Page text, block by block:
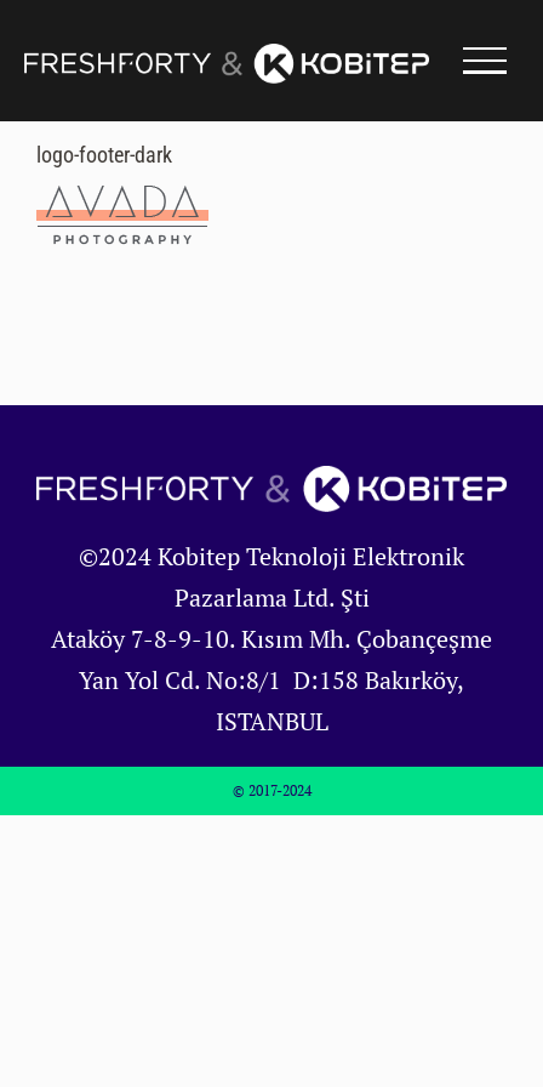
logo-footer-dark
©2024 Kobitep Teknoloji Elektronik
Pazarlama Ltd. Şti
Ataköy 7-8-9-10. Kısım Mh. Çobançeşme
Yan Yol Cd. No:8/1 D:158 Bakırköy,
ISTANBUL
© 2017-2024